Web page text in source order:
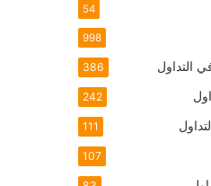
54
998
التداول 386
242
111
107